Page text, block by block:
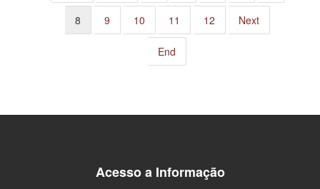
8 9 10 11 12 Next
End
Acesso a Informação